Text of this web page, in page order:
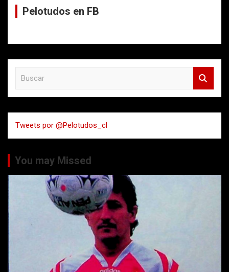
Pelotudos en FB
a
r
Tweets por @Pelotudos_cl
You may Missed